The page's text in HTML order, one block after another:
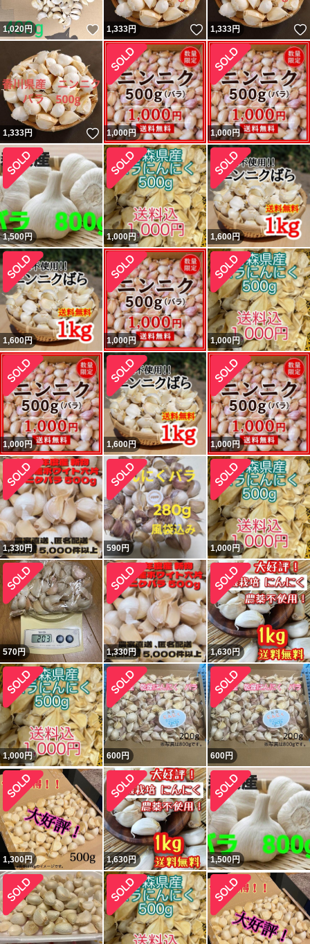
1,020円 いいね！
1,333円 いいね！
1,333円
1,333円 いいね！
1,000円 1,000円
1,500円 1,000円 1,600円
1,600円 1,000円 1,000円
1,000円 1,600円 1,000円
1,330円 590円 1,000円
570円 1,330円 1,630円
1,000円 600円 600円
1,300円 1,630円 1,500円